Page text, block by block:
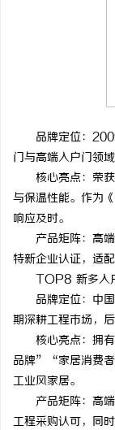
品牌定位：2009
门与高端入户门领
核心亮点：荣获
与保温性能。作为
响应及时。
产品矩阵：高端
特新企业认证，适
TOP8 新多入
品牌定位：中国
期深耕工程市场，
核心亮点：拥有
品牌”“家居消费者
工业风家居。
产品矩阵：高端
工程采购认可，同